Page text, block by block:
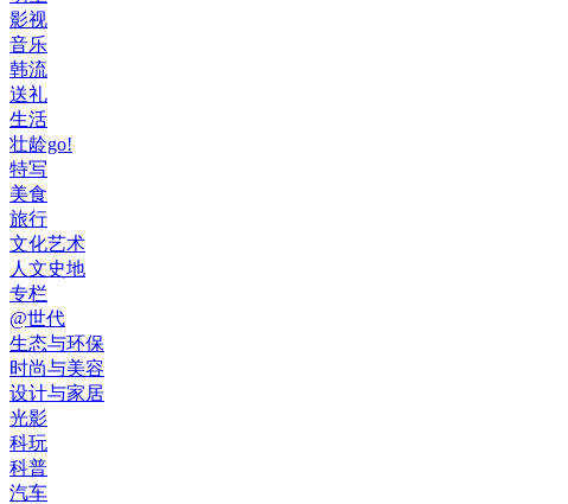
影视
音乐
韩流
送礼
生活
壮龄go!
特写
美食
旅行
文化艺术
人文史地
专栏
@世代
生态与环保
时尚与美容
设计与家居
光影
科玩
科普
汽车